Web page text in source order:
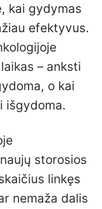
kai gydymas
efektyvus.
– anksti
o kai
išgydoma.
storosios
linkęs
nemaža dalis